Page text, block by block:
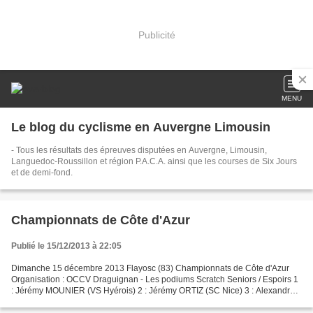
Publicité
MENU
Le blog du cyclisme en Auvergne Limousin
- Tous les résultats des épreuves disputées en Auvergne, Limousin,
Languedoc-Roussillon et région P.A.C.A. ainsi que les courses de Six Jours
et de demi-fond.
Championnats de Côte d'Azur
Publié le 15/12/2013 à 22:05
Dimanche 15 décembre 2013 Flayosc (83) Championnats de Côte d'Azur
Organisation : OCCV Draguignan - Les podiums Scratch Seniors / Espoirs 1
: Jérémy MOUNIER (VS Hyérois) 2 : Jérémy ORTIZ (SC Nice) 3 : Alexandre